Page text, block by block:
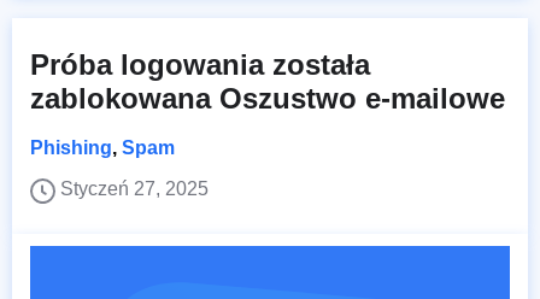
Próba logowania została
zablokowana Oszustwo e-mailowe
Phishing, Spam
Styczeń 27, 2025